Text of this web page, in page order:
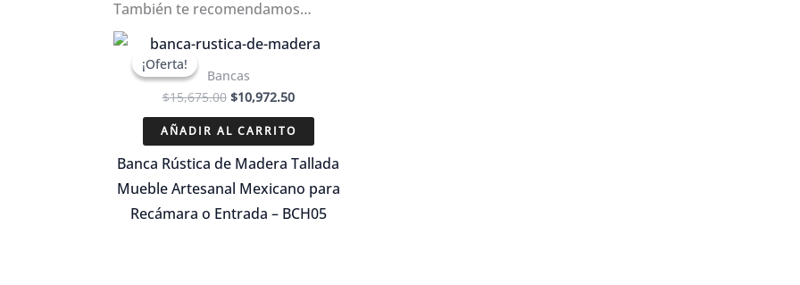
También te recomendamos…
¡Oferta!
¡Oferta!
Bancas
$15,675.00 El
original
era:
$15,675.00.
$10,972.50El
actual
es:
$10,972.50.
AÑADIR AL CARRITO
Banca Rústica de Madera Tallada
Mueble Artesanal Mexicano para
Recámara o Entrada – BCH05